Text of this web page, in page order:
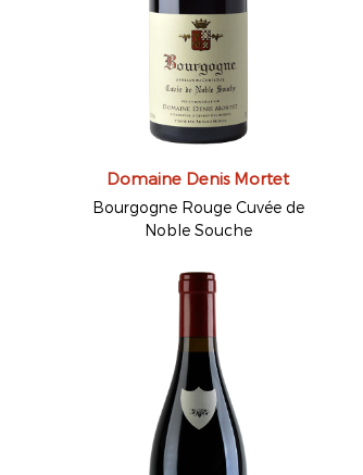
Domaine Denis Mortet
Bourgogne Rouge Cuvée de
Noble Souche